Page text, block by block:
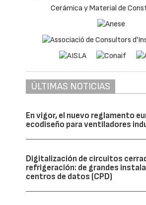
ÚLTIMAS NOTICIAS
En vigor, el nuevo reglamento
ecodiseño para ventiladores
Digitalización de circuitos
refrigeración: de grandes
centros de datos (CPD)